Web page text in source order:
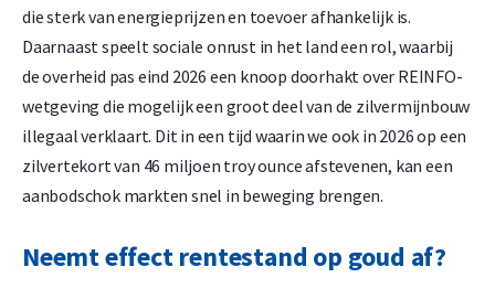
die sterk van energieprijzen en toevoer afhankelijk is.
Daarnaast speelt sociale onrust in het land een rol, waarbij
de overheid pas eind 2026 een knoop doorhakt over REINFO-
wetgeving die mogelijk een groot deel van de zilvermijnbouw
illegaal verklaart. Dit in een tijd waarin we ook in 2026 op een
zilvertekort van 46 miljoen troy ounce afstevenen, kan een
aanbodschok markten snel in beweging brengen.
Neemt effect rentestand op goud af?